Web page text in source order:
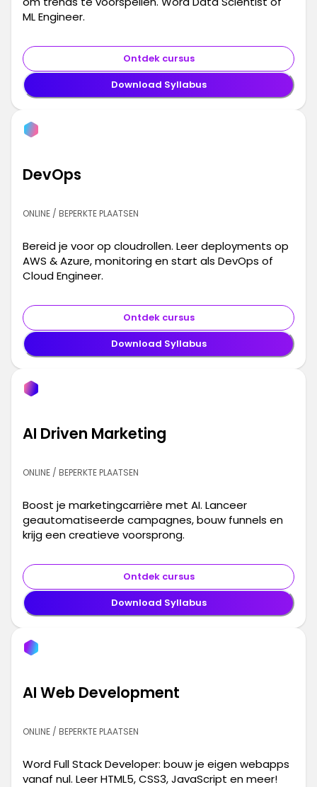
ML Engineer.
Ontdek cursus
Download Syllabus
DevOps
ONLINE / BEPERKTE PLAATSEN
Bereid je voor op cloudrollen. Leer deployments op
AWS & Azure, monitoring en start als DevOps of
Cloud Engineer.
Ontdek cursus
Download Syllabus
AI Driven Marketing
ONLINE / BEPERKTE PLAATSEN
Boost je marketingcarrière met AI. Lanceer
geautomatiseerde campagnes, bouw funnels en
krijg een creatieve voorsprong.
Ontdek cursus
Download Syllabus
AI Web Development
ONLINE / BEPERKTE PLAATSEN
Word Full Stack Developer: bouw je eigen webapps
vanaf nul. Leer HTML5, CSS3, JavaScript en meer!